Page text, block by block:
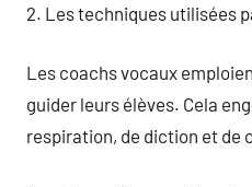
2. Les techniques utilisées
Les coachs vocaux
guider leurs élèves. Cela
respiration, de diction et de